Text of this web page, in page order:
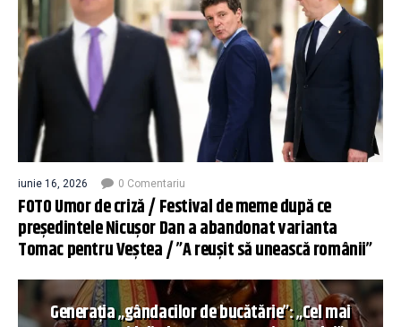
iunie 16, 2026 0 Comentariu
FOTO Umor de criză / Festival de meme după ce
președintele Nicușor Dan a abandonat varianta
Tomac pentru Veștea / ”A reușit să unească românii”
Generația „gândacilor de bucătărie”: „Cel mai